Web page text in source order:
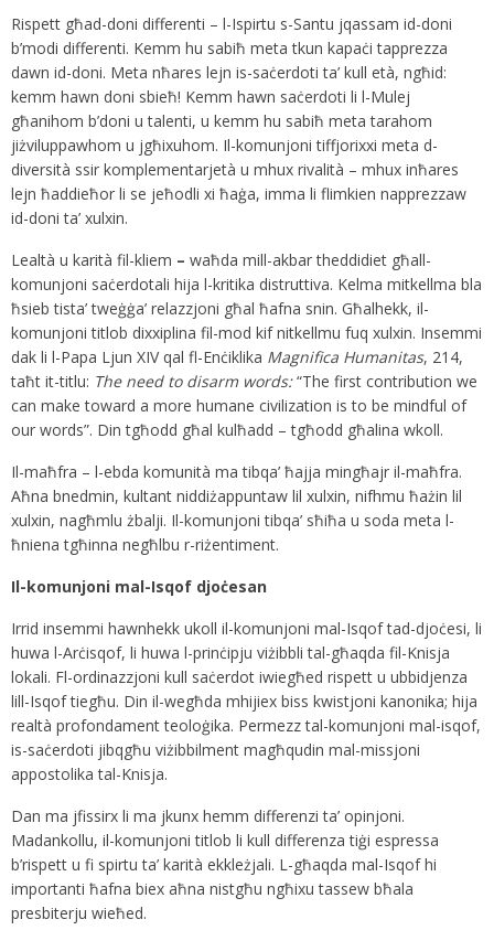
Rispett għad-doni differenti – l-Ispirtu s-Santu jqassam id-doni
b’modi differenti. Kemm hu sabiħ meta tkun kapaċi tapprezza
dawn id-doni. Meta nħares lejn is-saċerdoti ta’ kull età, ngħid:
kemm hawn doni sbieħ! Kemm hawn saċerdoti li l-Mulej
għanihom b’doni u talenti, u kemm hu sabiħ meta tarahom
jiżviluppawhom u jgħixuhom. Il-komunjoni tiffjorixxi meta d-
diversità ssir komplementarjetà u mhux rivalità – mhux inħares
lejn ħaddieħor li se jeħodli xi ħaġa, imma li flimkien napprezzaw
id-doni ta’ xulxin.
Lealtà u karità fil-kliem – waħda mill-akbar theddidiet għall-
komunjoni saċerdotali hija l-kritika distruttiva. Kelma mitkellma bla
ħsieb tista’ tweġġa’ relazzjoni għal ħafna snin. Għalhekk, il-
komunjoni titlob dixxiplina fil-mod kif nitkellmu fuq xulxin. Insemmi
dak li l-Papa Ljun XIV qal fl-Enċiklika Magnifica Humanitas, 214,
taħt it-titlu: The need to disarm words:“The first contribution we
can make toward a more humane civilization is to be mindful of
our words”. Din tgħodd għal kulħadd – tgħodd għalina wkoll.
Il-maħfra – l-ebda komunità ma tibqa’ ħajja mingħajr il-maħfra.
Aħna bnedmin, kultant niddiżappuntaw lil xulxin, nifhmu ħażin lil
xulxin, nagħmlu żbalji. Il-komunjoni tibqa’ sħiħa u soda meta l-
ħniena tgħinna negħlbu r-riżentiment.
Il-komunjoni mal-Isqof djoċesan
Irrid insemmi hawnhekk ukoll il-komunjoni mal-Isqof tad-djoċesi, li
huwa l-Arċisqof, li huwa l-prinċipju viżibbli tal-għaqda fil-Knisja
lokali. Fl-ordinazzjoni kull saċerdot iwiegħed rispett u ubbidjenza
lill-Isqof tiegħu. Din il-wegħda mhijiex biss kwistjoni kanonika; hija
realtà profondament teoloġika. Permezz tal-komunjoni mal-isqof,
is-saċerdoti jibqgħu viżibbilment magħqudin mal-missjoni
appostolika tal-Knisja.
Dan ma jfissirx li ma jkunx hemm differenzi ta’ opinjoni.
Madankollu, il-komunjoni titlob li kull differenza tiġi espressa
b’rispett u fi spirtu ta’ karità ekkleżjali. L-għaqda mal-Isqof hi
importanti ħafna biex aħna nistgħu ngħixu tassew bħala
presbiterju wieħed.